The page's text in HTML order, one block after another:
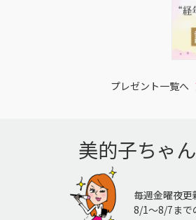
プレゼント一覧へ
美的子ちゃ
毎週金曜夜更
8/1〜8/7まで